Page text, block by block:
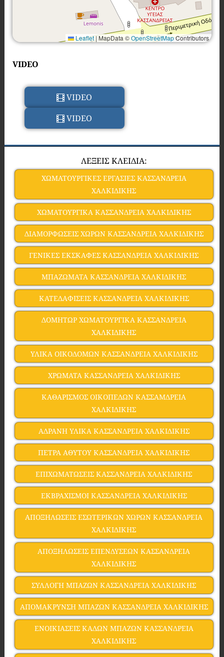
Leaflet|MapData ©OpenStreetMapContributors
VIDEO
VIDEO
VIDEO
ΛΕΞΕΙΣ ΚΛΕΙΔΙΑ:
ΧΩΜΑΤΟΥΡΓΙΚΕΣ ΕΡΓΑΣΙΕΣ ΚΑΣΣΑΝΔΡΕΙΑ
ΧΑΛΚΙΔΙΚΗΣ
ΧΩΜΑΤΟΥΡΓΙΚΑ ΚΑΣΣΑΝΔΡΕΙΑ ΧΑΛΚΙΔΙΚΗΣ
ΔΙΑΜΟΡΦΩΣΕΙΣ ΧΩΡΩΝ ΚΑΣΣΑΝΔΡΕΙΑ ΧΑΛΚΙΔΙΚΗΣ
ΓΕΝΙΚΕΣ ΕΚΣΚΑΦΕΣ ΚΑΣΣΑΝΔΡΕΙΑ ΧΑΛΚΙΔΙΚΗΣ
ΜΠΑΖΩΜΑΤΑ ΚΑΣΣΑΝΔΡΕΙΑ ΧΑΛΚΙΔΙΚΗΣ
ΚΑΤΕΔΑΦΙΣΕΙΣ ΚΑΣΣΑΝΔΡΕΙΑ ΧΑΛΚΙΔΙΚΗΣ
ΔΟΜΗΤΩΡ ΧΩΜΑΤΟΥΡΓΙΚΑ ΚΑΣΣΑΝΔΡΕΙΑ
ΧΑΛΚΙΔΙΚΗΣ
ΥΛΙΚΑ ΟΙΚΟΔΟΜΩΝ ΚΑΣΣΑΝΔΡΕΙΑ ΧΑΛΚΙΔΙΚΗΣ
ΧΡΩΜΑΤΑ ΚΑΣΣΑΝΔΡΕΙΑ ΧΑΛΚΙΔΙΚΗΣ
ΚΑΘΑΡΙΣΜΟΣ ΟΙΚΟΠΕΔΩΝ ΚΑΣΣΑΜΔΡΕΙΑ
ΧΑΛΚΙΔΙΚΗΣ
ΑΔΡΑΝΗ ΥΛΙΚΑ ΚΑΣΣΑΝΔΡΕΙΑ ΧΑΛΚΙΔΙΚΗΣ
ΠΕΤΡΑ ΑΘΥΤΟΥ ΚΑΣΣΑΝΔΡΕΙΑ ΧΑΛΚΙΔΙΚΗΣ
ΕΠΙΧΩΜΑΤΩΣΕΙΣ ΚΑΣΣΑΝΔΡΕΙΑ ΧΑΛΚΙΔΙΚΗΣ
ΕΚΒΡΑΧΙΣΜΟΙ ΚΑΣΣΑΝΔΡΕΙΑ ΧΑΛΚΙΔΙΚΗΣ
ΑΠΟΞΗΛΩΣΕΙΣ ΕΣΩΤΕΡΙΚΩΝ ΧΩΡΩΝ ΚΑΣΣΑΝΔΡΕΙΑ
ΧΑΛΚΙΔΙΚΗΣ
ΑΠΟΞΗΛΩΣΕΙΣ ΕΠΕΝΔΥΣΕΩΝ ΚΑΣΣΑΝΔΡΕΙΑ
ΧΑΛΚΙΔΙΚΗΣ
ΣΥΛΛΟΓΗ ΜΠΑΖΩΝ ΚΑΣΣΑΝΔΡΕΙΑ ΧΑΛΚΙΔΙΚΗΣ
ΑΠΟΜΑΚΡΥΝΣΗ ΜΠΑΖΩΝ ΚΑΣΣΑΝΔΡΕΙΑ ΧΑΛΚΙΔΙΚΗΣ
ΕΝΟΙΚΙΑΣΕΙΣ ΚΑΔΩΝ ΜΠΑΖΩΝ ΚΑΣΣΑΝΔΡΕΙΑ
ΧΑΛΚΙΔΙΚΗΣ